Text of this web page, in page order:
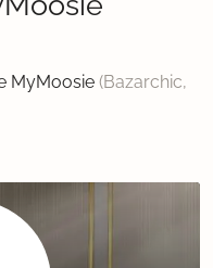
MyMoosie (Bazarchic,